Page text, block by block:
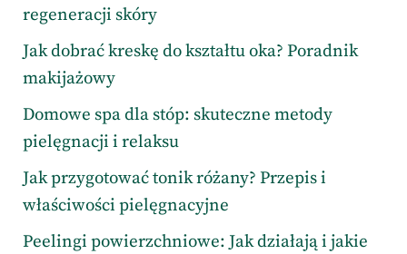
regeneracji skóry
Jak dobrać kreskę do kształtu oka? Poradnik
makijażowy
Domowe spa dla stóp: skuteczne metody
pielęgnacji i relaksu
Jak przygotować tonik różany? Przepis i
właściwości pielęgnacyjne
Peelingi powierzchniowe: Jak działają i jakie